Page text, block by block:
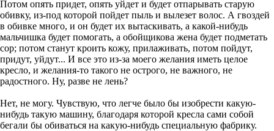
Потом опять придет, опять уйдет и будет отпарывать старую
обивку, из-под которой пойдет пыль и вылезет волос. А гвоздей
в обивке много, и он будет их вытаскивать, а какой-нибудь
мальчишка будет помогать, а обойщикова жена будет подметать
сор; потом станут кроить кожу, прилаживать, потом пойдут,
придут, уйдут... И все это из-за моего желания иметь целое
кресло, и желания-то такого не острого, не важного, не
радостного. Ну, разве не лень?
Нет, не могу. Чувствую, что легче было бы изобрести какую-
нибудь такую машину, благодаря которой кресла сами собой
бегали бы обиваться на какую-нибудь специальную фабрику.